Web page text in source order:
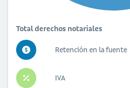
Total derechos notariales
Retención en la fuente
IVA